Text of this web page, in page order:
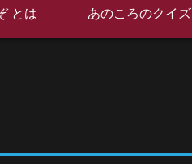
とは あのころのクイズ